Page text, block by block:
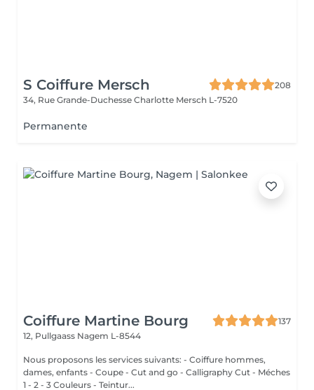
S Coiffure Mersch
208
34, Rue Grande-Duchesse Charlotte Mersch L-7520
Permanente
Coiffure Martine Bourg
137
12, Pullgaass Nagem L-8544
Nous proposons les services suivants: - Coiffure hommes,
dames, enfants - Coupe - Cut and go - Calligraphy Cut - Méches
1 - 2 - 3 Couleurs - Teintur...